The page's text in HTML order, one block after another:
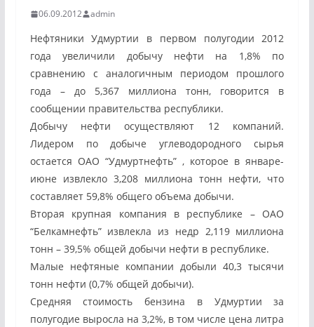
06.09.2012 admin
Нефтяники Удмуртии в первом полугодии 2012
года увеличили добычу нефти на 1,8% по
сравнению с аналогичным периодом прошлого
года – до 5,367 миллиона тонн, говорится в
сообщении правительства республики.
Добычу нефти осуществляют 12 компаний.
Лидером по добыче углеводородного сырья
остается ОАО “Удмуртнефть” , которое в январе-
июне извлекло 3,208 миллиона тонн нефти, что
составляет 59,8% общего объема добычи.
Вторая крупная компания в республике – ОАО
“Белкамнефть” извлекла из недр 2,119 миллиона
тонн – 39,5% общей добычи нефти в республике.
Малые нефтяные компании добыли 40,3 тысячи
тонн нефти (0,7% общей добычи).
Средняя стоимость бензина в Удмуртии за
полугодие выросла на 3,2%, в том числе цена литра